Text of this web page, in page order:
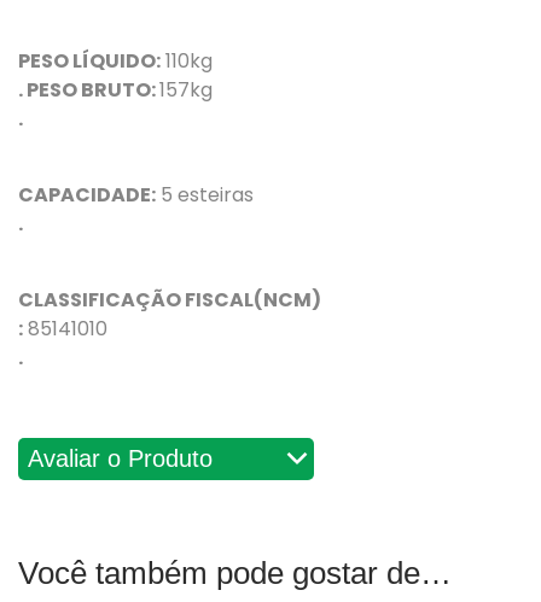
PESO LÍQUIDO:110kg
. PESO BRUTO:157kg
.
CAPACIDADE: 5 esteiras
.
CLASSIFICAÇÃO FISCAL(NCM)
:85141010
.
Avaliações
Você também pode gostar de